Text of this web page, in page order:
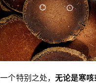
个特别之处， 无论是寒